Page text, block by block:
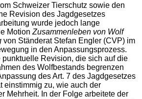
Schweizer Tierschutz sowie den
Revision des Jagdgesetzes
wurde jedoch lange
Motion Zusammenleben von Wolf
von Ständerat Stefan Engler (CVP) im
in den Anpassungsprozess.
Revision, die sich auf die
des Wolfbestands begrenzen
des Art. 7 des Jagdgesetzes
einstimmig zu, wie auch der
Mehrheit. In der Folge arbeitete der